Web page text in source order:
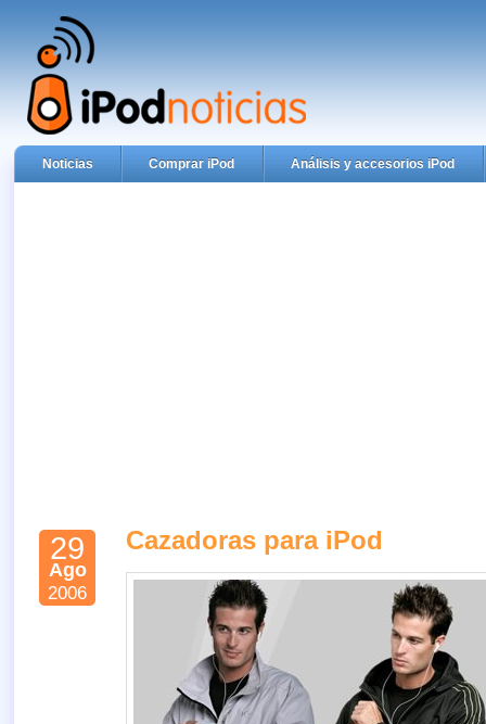
Noticias Comprar iPod Análisis y accesorios iPod
Cazadoras para iPod
29
Ago
2006